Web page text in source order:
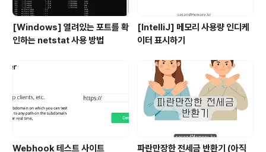
[Windows] 열려있는 포트를 확
인하는 netstat 사용 방법
[IntelliJ] 메모리 사용량 인디케
이터 표시하기
Webhook 테스트 사이트
파란만장한 전세금 반환기 (아직